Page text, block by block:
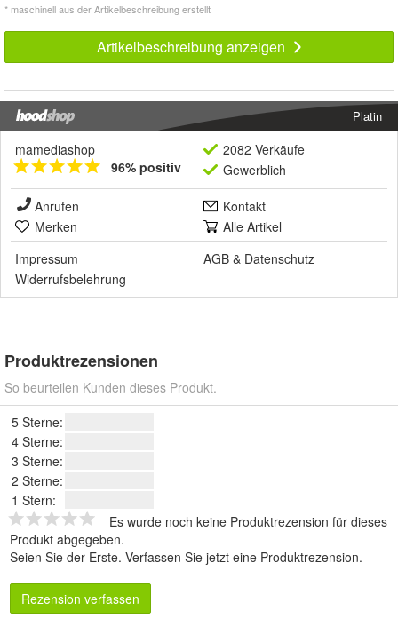
* maschinell aus der Artikelbeschreibung erstellt
Artikelbeschreibung anzeigen
Platin
mamediashop
96% positiv
2082 Verkäufe
Gewerblich
Anrufen
Kontakt
Merken
Alle Artikel
Impressum
AGB & Datenschutz
Widerrufsbelehrung
Produktrezensionen
So beurteilen Kunden dieses Produkt.
5 Sterne:
4 Sterne:
3 Sterne:
2 Sterne:
1 Stern:
Es wurde noch keine Produktrezension für dieses
Produkt abgegeben.
Seien Sie der Erste. Verfassen Sie jetzt eine Produktrezension.
Rezension verfassen